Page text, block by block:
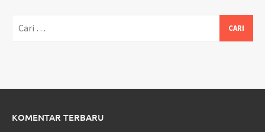
untuk:
KOMENTAR TERBARU